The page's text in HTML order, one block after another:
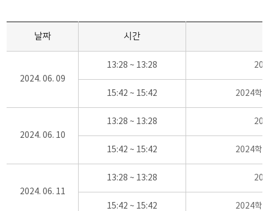
날짜 시간
2024. 06. 09
13:28 ~ 13:28
15:42 ~ 15:42 2024학
2024. 06. 10
13:28 ~ 13:28
15:42 ~ 15:42 2024학
2024. 06. 11
13:28 ~ 13:28
15:42 ~ 15:42 2024학